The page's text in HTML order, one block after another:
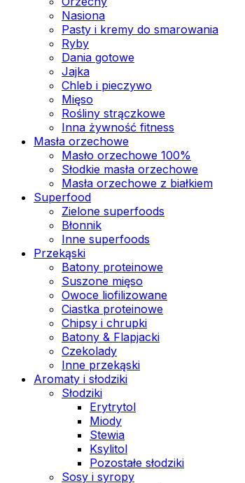
Nasiona
Pasty i kremy do smarowania
Ryby
Dania gotowe
Jajka
Chleb i pieczywo
Mięso
Rośliny strączkowe
Inna żywność fitness
Masła orzechowe
Masło orzechowe 100%
Słodkie masła orzechowe
Masła orzechowe z białkiem
Superfood
Zielone superfoods
Błonnik
Inne superfoods
Przekąski
Batony proteinowe
Suszone mięso
Owoce liofilizowane
Ciastka proteinowe
Chipsy i chrupki
Batony & Flapjacki
Czekolady
Inne przekąski
Aromaty i słodziki
Słodziki
Erytrytol
Miody
Stewia
Ksylitol
Pozostałe słodziki
Sosy i syropy